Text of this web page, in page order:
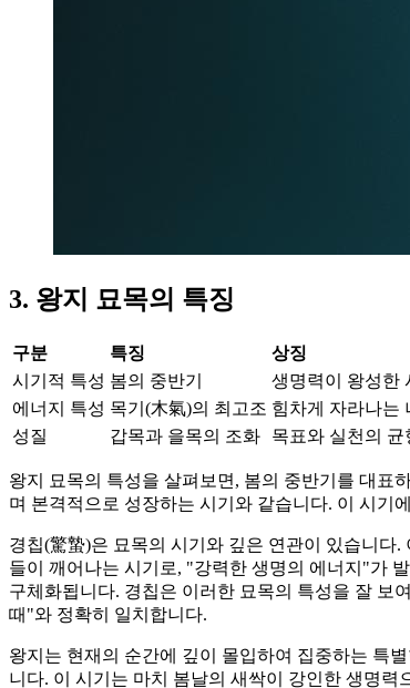
3. 왕지 묘목의 특징
구분 특징 상징
시기적 특성 봄의 중반기 생명력이 왕성한
에너지 특성 목기(木氣)의 최고조 힘차게 자라나는
성질
갑목과 을목의 조화 목표와 실천의 균
왕지 묘목의 특성을 살펴보면, 봄의 중반기를 대표
며 본격적으로 성장하는 시기와 같습니다. 이 시기
경칩(驚蟄)은 묘목의 시기와 깊은 연관이 있습니다
들이 깨어나는 시기로, "강력한 생명의 에너지"가
구체화됩니다. 경칩은 이러한 묘목의 특성을 잘 보
때"와 정확히 일치합니다.
왕지는 현재의 순간에 깊이 몰입하여 집중하는 특
니다. 이 시기는 마치 봄날의 새싹이 강인한 생명